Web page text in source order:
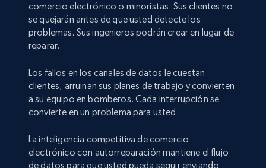
comercio electrónico o minoristas. Sus clientes no
se quejarán antes de que usted detecte los
problemas. Sus ingenieros podrán crear en lugar de
reparar.
Los fallos en los canales de datos le cuestan
clientes, arruinan sus planes de trabajo y convierten
a su equipo en bomberos. Cada interrupción se
convierte en un problema para usted.
La inteligencia competitiva de comercio
electrónico con autorreparación mantiene el flujo
de datos para que usted pueda seguir enviando